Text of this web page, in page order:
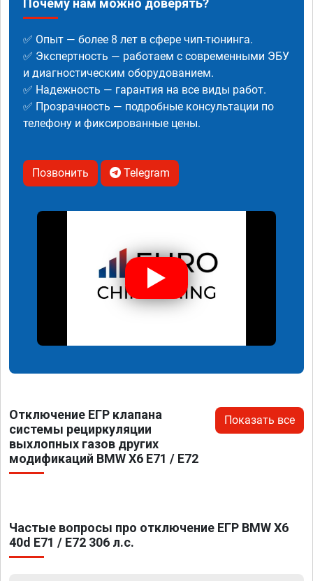
Почему нам можно доверять?
✅ Опыт — более 8 лет в сфере чип-тюнинга.
✅ Экспертность — работаем с современными ЭБУ
и диагностическим оборудованием.
✅ Надежность — гарантия на все виды работ.
✅ Прозрачность — подробные консультации по
телефону и фиксированные цены.
Позвонить Telegram
Отключение ЕГР клапана
системы рециркуляции
выхлопных газов других
модификаций BMW X6 E71 / E72
Показать все
Частые вопросы про отключение ЕГР BMW X6
40d E71 / E72 306 л.с.